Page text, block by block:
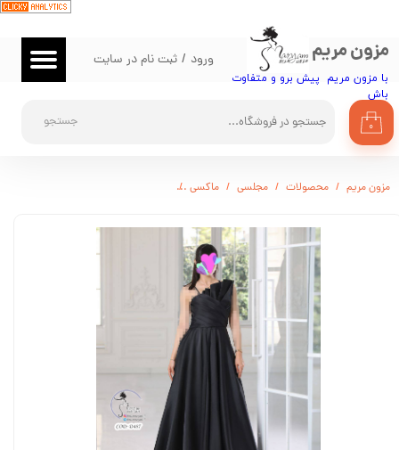
مزون مریم
با مزون مریم پیش برو و متفاوت
باش​​​​​​​
جستجو ۰
ورود / ثبت نام در سایت
حساب کاربری من
تغییر گذر واژه
سفارشات
مزون مریم محصولات مجلسی ماکسی